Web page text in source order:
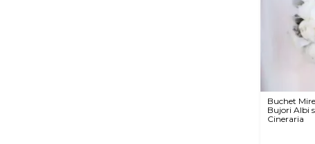
Buchet
Bujori Albi
Cineraria